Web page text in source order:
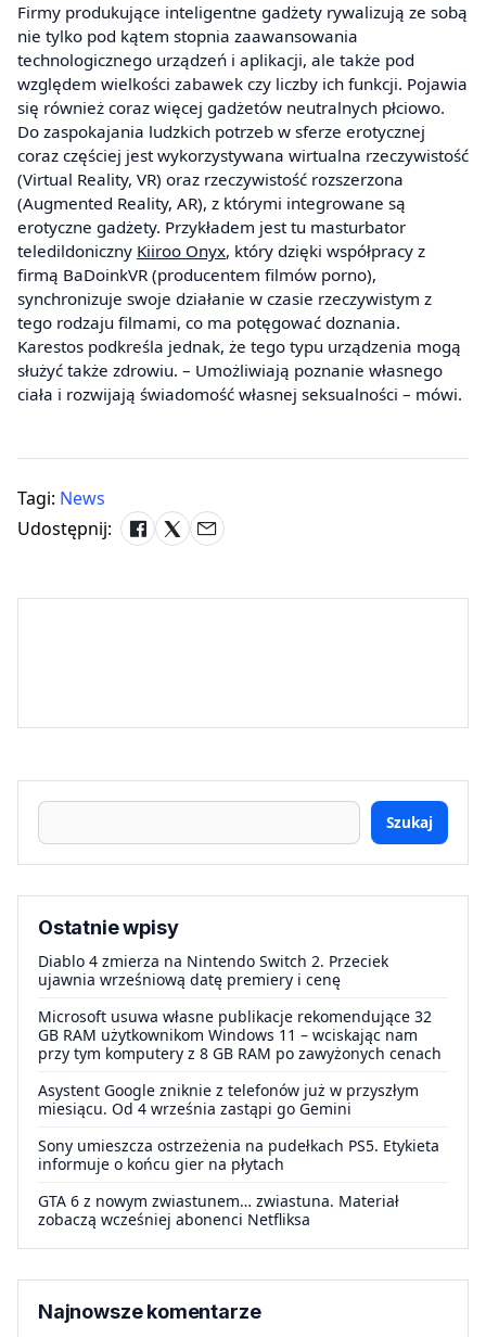
Firmy produkujące inteligentne gadżety rywalizują ze sobą
nie tylko pod kątem stopnia zaawansowania
technologicznego urządzeń i aplikacji, ale także pod
względem wielkości zabawek czy liczby ich funkcji. Pojawia
się również coraz więcej gadżetów neutralnych płciowo.
Do zaspokajania ludzkich potrzeb w sferze erotycznej
coraz częściej jest wykorzystywana wirtualna rzeczywistość
(Virtual Reality, VR) oraz rzeczywistość rozszerzona
(Augmented Reality, AR), z którymi integrowane są
erotyczne gadżety. Przykładem jest tu masturbator
teledildoniczny Kiiroo Onyx, który dzięki współpracy z
firmą BaDoinkVR (producentem filmów porno),
synchronizuje swoje działanie w czasie rzeczywistym z
tego rodzaju filmami, co ma potęgować doznania.
Karestos podkreśla jednak, że tego typu urządzenia mogą
służyć także zdrowiu. – Umożliwiają poznanie własnego
ciała i rozwijają świadomość własnej seksualności – mówi.
Tagi: News
Udostępnij:
Szukaj
Ostatnie wpisy
Diablo 4 zmierza na Nintendo Switch 2. Przeciek
ujawnia wrześniową datę premiery i cenę
Microsoft usuwa własne publikacje rekomendujące 32
GB RAM użytkownikom Windows 11 – wciskając nam
przy tym komputery z 8 GB RAM po zawyżonych cenach
Asystent Google zniknie z telefonów już w przyszłym
miesiącu. Od 4 września zastąpi go Gemini
Sony umieszcza ostrzeżenia na pudełkach PS5. Etykieta
informuje o końcu gier na płytach
GTA 6 z nowym zwiastunem… zwiastuna. Materiał
zobaczą wcześniej abonenci Netfliksa
Najnowsze komentarze